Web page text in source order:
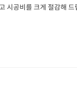
시공비를 크게 절감해 드